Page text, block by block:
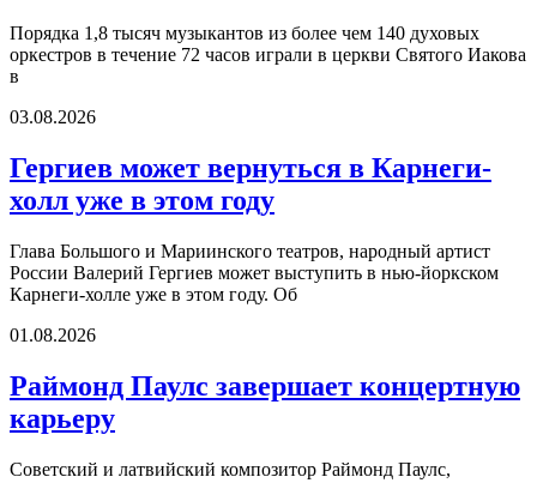
Порядка 1,8 тысяч музыкантов из более чем 140 духовых
оркестров в течение 72 часов играли в церкви Святого Иакова
в
03.08.2026
Гергиев может вернуться в Карнеги-
холл уже в этом году
Глава Большого и Мариинского театров, народный артист
России Валерий Гергиев может выступить в нью-йоркском
Карнеги-холле уже в этом году. Об
01.08.2026
Раймонд Паулс завершает концертную
карьеру
Советский и латвийский композитор Раймонд Паулс,